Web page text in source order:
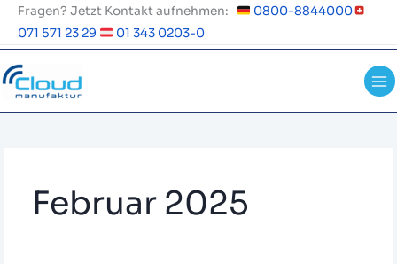
Zum
springen
Fragen? Jetzt Kontakt aufnehmen:
0800-8844000
071 571 23 29
01 343 0203-0
Februar 2025